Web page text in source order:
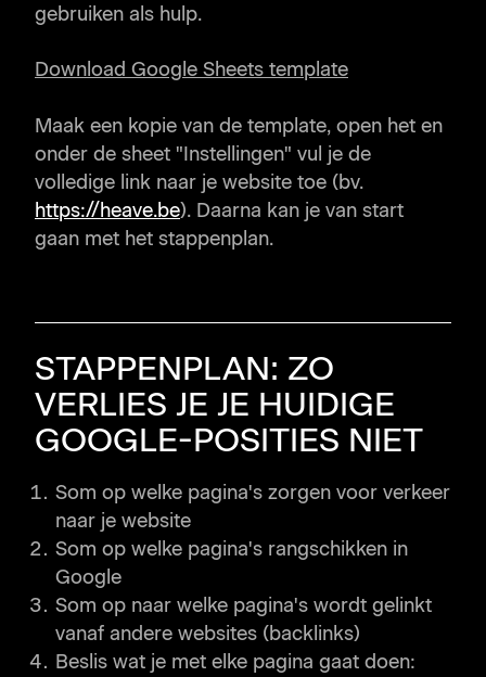
gebruiken als hulp.
Download Google Sheets template
Maak een kopie van de template, open het en
onder de sheet "Instellingen" vul je de
volledige link naar je website toe (bv.
https://heave.be). Daarna kan je van start
gaan met het stappenplan.
STAPPENPLAN: ZO
VERLIES JE JE HUIDIGE
GOOGLE-POSITIES NIET
Som op welke pagina's zorgen voor verkeer
naar je website
Som op welke pagina's rangschikken in
Google
Som op naar welke pagina's wordt gelinkt
vanaf andere websites (backlinks)
Beslis wat je met elke pagina gaat doen: